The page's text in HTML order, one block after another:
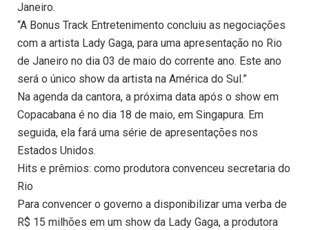
Janeiro.
“A Bonus Track Entretenimento concluiu as negociações
com a artista Lady Gaga, para uma apresentação no Rio
de Janeiro no dia 03 de maio do corrente ano. Este ano
será o único show da artista na América do Sul.”
Na agenda da cantora, a próxima data após o show em
Copacabana é no dia 18 de maio, em Singapura. Em
seguida, ela fará uma série de apresentações nos
Estados Unidos.
Hits e prêmios: como produtora convenceu secretaria do
Rio
Para convencer o governo a disponibilizar uma verba de
R$ 15 milhões em um show da Lady Gaga, a produtora